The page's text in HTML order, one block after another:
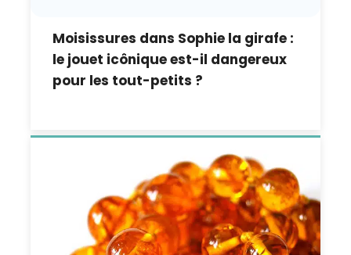
Moisissures dans Sophie la girafe :
le jouet icônique est-il dangereux
pour les tout-petits ?